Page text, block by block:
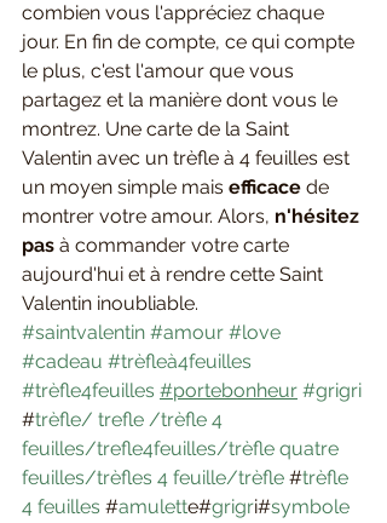
combien vous l'appréciez chaque
jour. En fin de compte, ce qui compte
le plus, c'est l'amour que vous
partagez et la manière dont vous le
montrez. Une carte de la Saint
Valentin avec un trèfle à 4 feuilles est
un moyen simple mais efficace de
montrer votre amour. Alors, n'hésitez
pas à commander votre carte
aujourd'hui et à rendre cette Saint
Valentin inoubliable.
#saintvalentin #amour #love
#cadeau #trèfleà4feuilles
#trèfle4feuilles #portebonheur #grigri
#trèfle/ trefle /trèfle 4
feuilles/trefle4feuilles/trèfle quatre
feuilles/trèfles 4 feuille/trèfle #trèfle
4 feuilles #amulette#grigri#symbole